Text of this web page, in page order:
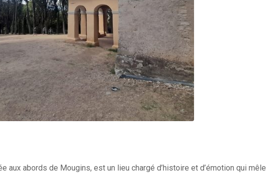
aux abords de Mougins, est un lieu chargé d’histoire et d’émotion qui mêle